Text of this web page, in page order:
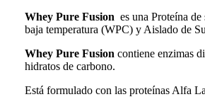
Whey Pure Fusion es una Proteína
baja temperatura (WPC) y Aislado de
Whey Pure Fusion contiene enzimas
hidratos de carbono.
Está formulado con las proteínas Alfa